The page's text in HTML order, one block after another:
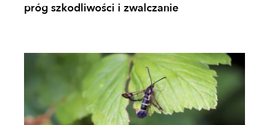
próg szkodliwości i zwalczanie